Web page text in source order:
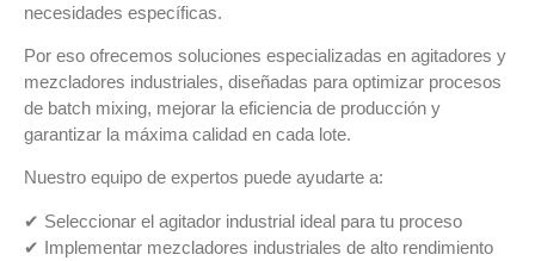
necesidades específicas.
Por eso ofrecemos soluciones especializadas en agitadores y
mezcladores industriales, diseñadas para optimizar procesos
de batch mixing, mejorar la eficiencia de producción y
garantizar la máxima calidad en cada lote.
Nuestro equipo de expertos puede ayudarte a:
✔ Seleccionar el agitador industrial ideal para tu proceso
✔ Implementar mezcladores industriales de alto rendimiento